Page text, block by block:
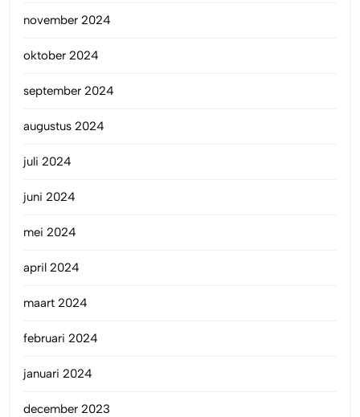
november 2024
oktober 2024
september 2024
augustus 2024
juli 2024
juni 2024
mei 2024
april 2024
maart 2024
februari 2024
januari 2024
december 2023